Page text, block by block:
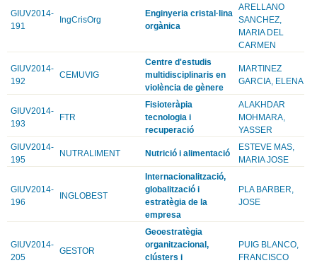
GIUV2014-
191
IngCrisOrg
Enginyeria cristal·lina
orgànica
ARELLANO
SANCHEZ,
MARIA DEL
CARMEN
GIUV2014-
192
CEMUVIG
Centre d'estudis
multidisciplinaris en
violència de gènere
MARTINEZ
GARCIA, ELENA
GIUV2014-
193
FTR
Fisioteràpia
tecnologia i
recuperació
ALAKHDAR
MOHMARA,
YASSER
GIUV2014-
195
NUTRALIMENT Nutrició i alimentació
ESTEVE MAS,
MARIA JOSE
GIUV2014-
196
INGLOBEST
Internacionalització,
globalització i
estratègia de la
empresa
PLA BARBER,
JOSE
GIUV2014-
205
GESTOR
Geoestratègia
organitzacional,
clústers i
PUIG BLANCO,
FRANCISCO